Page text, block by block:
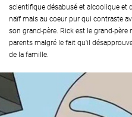
scientifique désabusé et alcoolique et
naïf mais au coeur pur qui contraste
son grand-père. Rick est le grand-
parents malgré le fait qu'il
de la famille.